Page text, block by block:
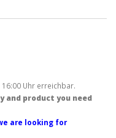
Uhr erreichbar.
and product you need
are looking for